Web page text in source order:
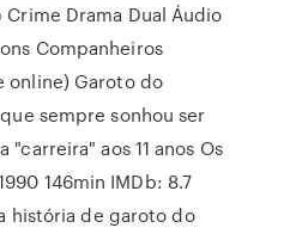
Drama Dual Áudio
Companheiros
online) Garoto do
sempre sonhou ser
aos 11 anos Os
146min IMDb: 8.7
história de garoto do